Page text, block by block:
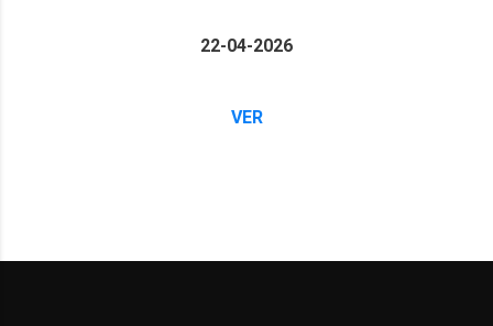
22-04-2026
VER